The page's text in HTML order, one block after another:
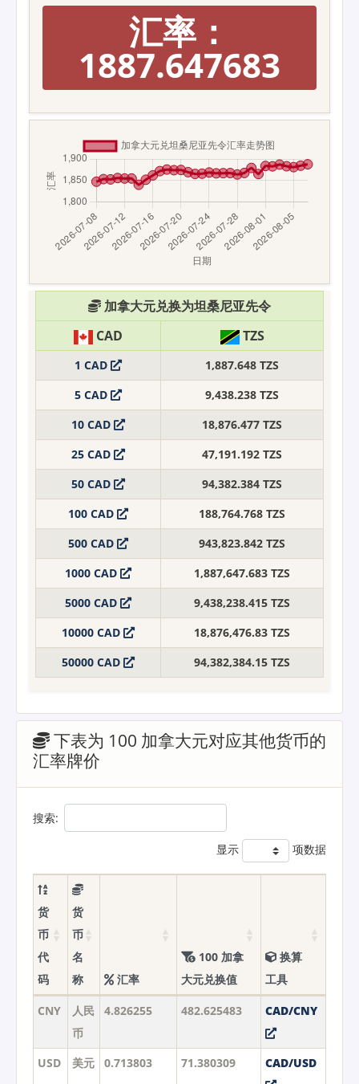
汇率：
1887.647683
加拿大元兑换为坦桑尼亚先令
CAD
TZS
1 CAD
1,887.648 TZS
5 CAD
9,438.238 TZS
10 CAD
18,876.477 TZS
25 CAD
47,191.192 TZS
50 CAD
94,382.384 TZS
100 CAD
188,764.768 TZS
500 CAD
943,823.842 TZS
1000 CAD
1,887,647.683 TZS
5000 CAD
9,438,238.415 TZS
10000 CAD
18,876,476.83 TZS
50000 CAD
94,382,384.15 TZS
下表为 100 加拿大元对应其他货币的
汇率牌价
搜索:
显示 项数据
货
币
代
码
货
币
名
称
汇率
100 加拿
大元兑换值
换算
工具
CNY
人民
币
4.826255 482.625483 CAD/CNY
USD 美元 0.713803 71.380309 CAD/USD